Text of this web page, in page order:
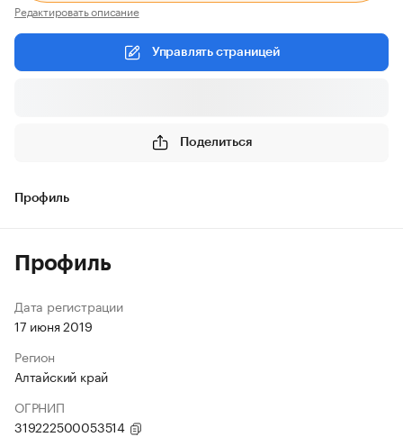
Редактировать описание
Управлять страницей
Поделиться
Профиль
Профиль
Дата регистрации
17 июня 2019
Регион
Алтайский край
ОГРНИП
319222500053514